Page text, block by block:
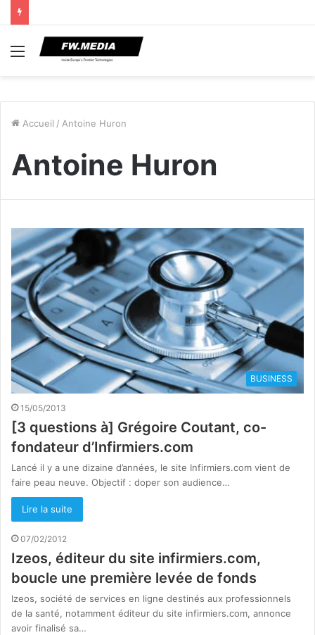
Menu
Accueil / Antoine Huron
Antoine Huron
BUSINESS
15/05/2013
[3 questions à] Grégoire Coutant, co-
fondateur d’Infirmiers.com
Lancé il y a une dizaine d’années, le site Infirmiers.com vient de
faire peau neuve. Objectif : doper son audience…
Lire la suite
07/02/2012
Izeos, éditeur du site infirmiers.com,
boucle une première levée de fonds
Izeos, société de services en ligne destinés aux professionnels
de la santé, notamment éditeur du site infirmiers.com, annonce
avoir finalisé sa…